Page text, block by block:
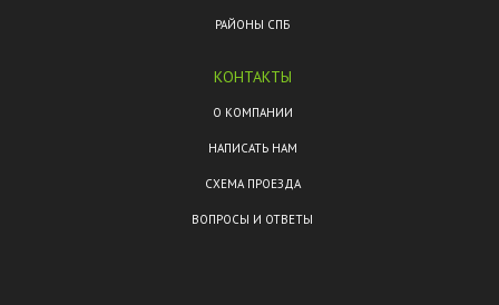
РАЙОНЫ СПБ
КОНТАКТЫ
О КОМПАНИИ
НАПИСАТЬ НАМ
СХЕМА ПРОЕЗДА
ВОПРОСЫ И ОТВЕТЫ